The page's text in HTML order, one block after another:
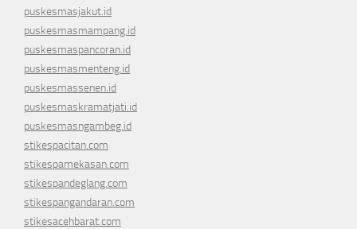
puskesmasjakut.id
puskesmasmampang.id
puskesmaspancoran.id
puskesmasmenteng.id
puskesmassenen.id
puskesmaskramatjati.id
puskesmasngambeg.id
stikespacitan.com
stikespamekasan.com
stikespandeglang.com
stikespangandaran.com
stikesacehbarat.com